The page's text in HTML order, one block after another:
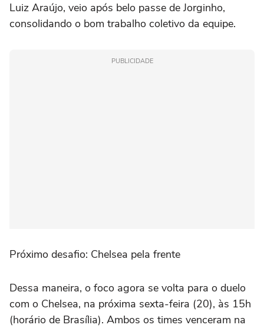
Luiz Araújo, veio após belo passe de Jorginho,
consolidando o bom trabalho coletivo da equipe.
PUBLICIDADE
Próximo desafio: Chelsea pela frente
Dessa maneira, o foco agora se volta para o duelo
com o Chelsea, na próxima sexta-feira (20), às 15h
(horário de Brasília). Ambos os times venceram na